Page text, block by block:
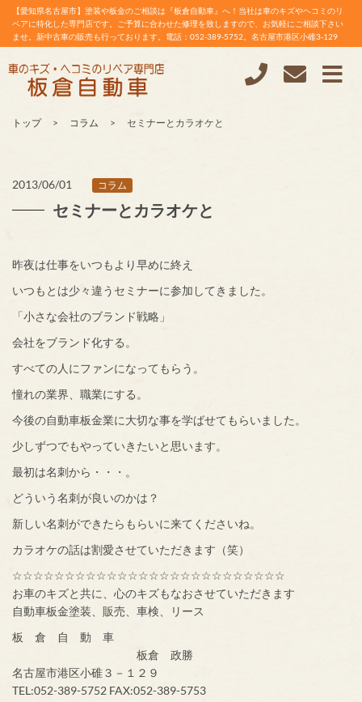
【愛知県名古屋市】塗装や板金のご相談は『板倉自動車』へ！当社は車のキズやヘコミのリ
ペアに特化した専門店です。ご予算に合わせた修理を致しますので、お気軽にご相談下さい
ませ。新中古車の販売も行っております。電話：052-389-5752。名古屋市港区小碓3-129
トップ コラム セミナーとカラオケと
2013/06/01 コラム
セミナーとカラオケと
昨夜は仕事をいつもより早めに終え
いつもとは少々違うセミナーに参加してきました。
「小さな会社のブランド戦略」
会社をブランド化する。
すべての人にファンになってもらう。
憧れの業界、職業にする。
今後の自動車板金業に大切な事を学ばせてもらいました。
少しずつでもやっていきたいと思います。
最初は名刺から・・・。
どういう名刺が良いのかは？
新しい名刺ができたらもらいに来てくださいね。
カラオケの話は割愛させていただきます（笑）
☆☆☆☆☆☆☆☆☆☆☆☆☆☆☆☆☆☆☆☆☆☆☆☆☆☆
お車のキズと共に、心のキズもなおさせていただきます
自動車板金塗装、販売、車検、リース
板 倉 自 動 車
板倉 政勝
名古屋市港区小碓３－１２９
TEL:052-389-5752 FAX:052-389-5753